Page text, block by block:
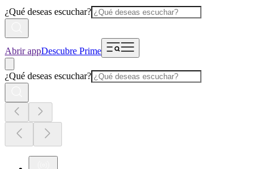
¿Qué deseas escuchar?
Abrir appDescubre Prime
¿Qué deseas escuchar?